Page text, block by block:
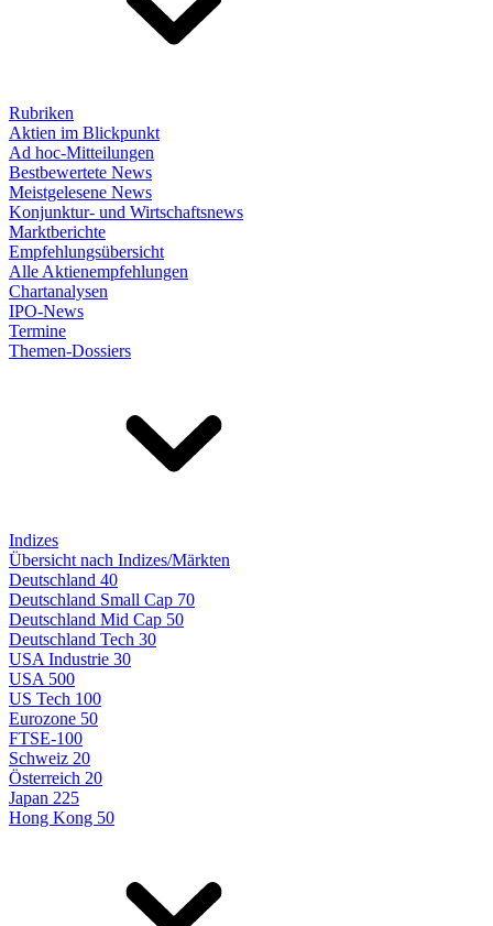
Rubriken
Aktien im Blickpunkt
Ad hoc-Mitteilungen
Bestbewertete News
Meistgelesene News
Konjunktur- und Wirtschaftsnews
Marktberichte
Empfehlungsübersicht
Alle Aktienempfehlungen
Chartanalysen
IPO-News
Termine
Themen-Dossiers
Indizes
Übersicht nach Indizes/Märkten
Deutschland 40
Deutschland Small Cap 70
Deutschland Mid Cap 50
Deutschland Tech 30
USA Industrie 30
USA 500
US Tech 100
Eurozone 50
FTSE-100
Schweiz 20
Österreich 20
Japan 225
Hong Kong 50